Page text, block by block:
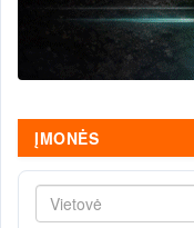
ĮMONĖS
Vietovė